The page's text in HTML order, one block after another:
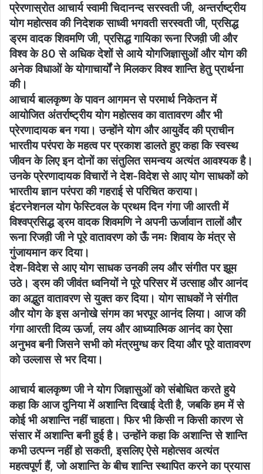
प्रेरणास्रोत आचार्य स्वामी चिदानन्द सरस्वती जी, अन्तर्राष्ट्रीय
योग महोत्सव की निदेशक साध्वी भगवती सरस्वती जी, प्रसिद्ध
ड्रम वादक शिवमणि जी, प्रसिद्ध गायिका रूना रिजव़ी जी और
विश्व के 80 से अधिक देशों से आये योगजिज्ञासुओं और योग की
अनेक विधाओं के योगाचार्यों ने मिलकर विश्व शान्ति हेतु प्रार्थना
की।
आचार्य बालकृष्ण के पावन आगमन से परमार्थ निकेतन में
आयोजित अंतर्राष्ट्रीय योग महोत्सव का वातावरण और भी
प्रेरणादायक बन गया। उन्होंने योग और आयुर्वेद की प्राचीन
भारतीय परंपरा के महत्व पर प्रकाश डालते हुए कहा कि स्वस्थ
जीवन के लिए इन दोनों का संतुलित समन्वय अत्यंत आवश्यक है।
उनके प्रेरणादायक विचारों ने देश-विदेश से आए योग साधकों को
भारतीय ज्ञान परंपरा की गहराई से परिचित कराया।
इंटरनेशनल योग फेस्टिवल के प्रथम दिन गंगा जी आरती में
विश्वप्रसिद्ध ड्रम वादक शिवमणि ने अपनी ऊर्जावान तालों और
रूना रिजव़ी जी ने पूरे वातावरण को ऊँ नमः शिवाय के मंत्र से
गुंजायमान कर दिया।
देश-विदेश से आए योग साधक उनकी लय और संगीत पर झूम
उठे। ड्रम की जीवंत ध्वनियों ने पूरे परिसर में उत्साह और आनंद
का अद्भुत वातावरण से युक्त कर दिया। योग साधकों ने संगीत
और योग के इस अनोखे संगम का भरपूर आनंद लिया। आज की
गंगा आरती दिव्य ऊर्जा, लय और आध्यात्मिक आनंद का ऐसा
अनुभव बनी जिसने सभी को मंत्रमुग्ध कर दिया और पूरे वातावरण
को उल्लास से भर दिया।
आचार्य बालकृष्ण जी ने योग जिज्ञासुओं को संबोधित करते हुये
कहा कि आज दुनिया में अशान्ति दिखाई देती है, जबकि हम में से
कोई भी अशान्ति नहीं चाहता। फिर भी किसी न किसी कारण से
संसार में अशान्ति बनी हुई है। उन्होंने कहा कि अशान्ति से शान्ति
कभी उत्पन्न नहीं हो सकती, इसलिए ऐसे महोत्सव अत्यंत
महत्वपूर्ण हैं, जो अशान्ति के बीच शान्ति स्थापित करने का प्रयास